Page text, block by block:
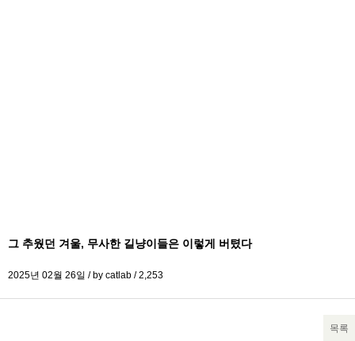
그 추웠던 겨울, 무사한 길냥이들은 이렇게 버텼다
2025년 02월 26일 / by catlab /2,253
목록